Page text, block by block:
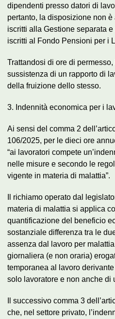
dipendenti presso datori di
pertanto, la disposizione non
iscritti alla Gestione separata
iscritti al Fondo Pensioni per i
Trattandosi di ore di
sussistenza di un rapporto di
della fruizione dello stesso.
3. Indennità economica per i
Ai sensi del comma 2
106/2025, per le dieci ore
“ai lavoratori compete
nelle misure e secondo le
vigente in materia di malattia”.
Il richiamo operato dal
materia di malattia si applica
quantificazione del beneficio
sostanziale differenza tra le
assenza dal lavoro per
giornaliera (e non oraria)
temporanea al lavoro
solo lavoratore e non anche di
Il successivo comma 3
che, nel settore privato,